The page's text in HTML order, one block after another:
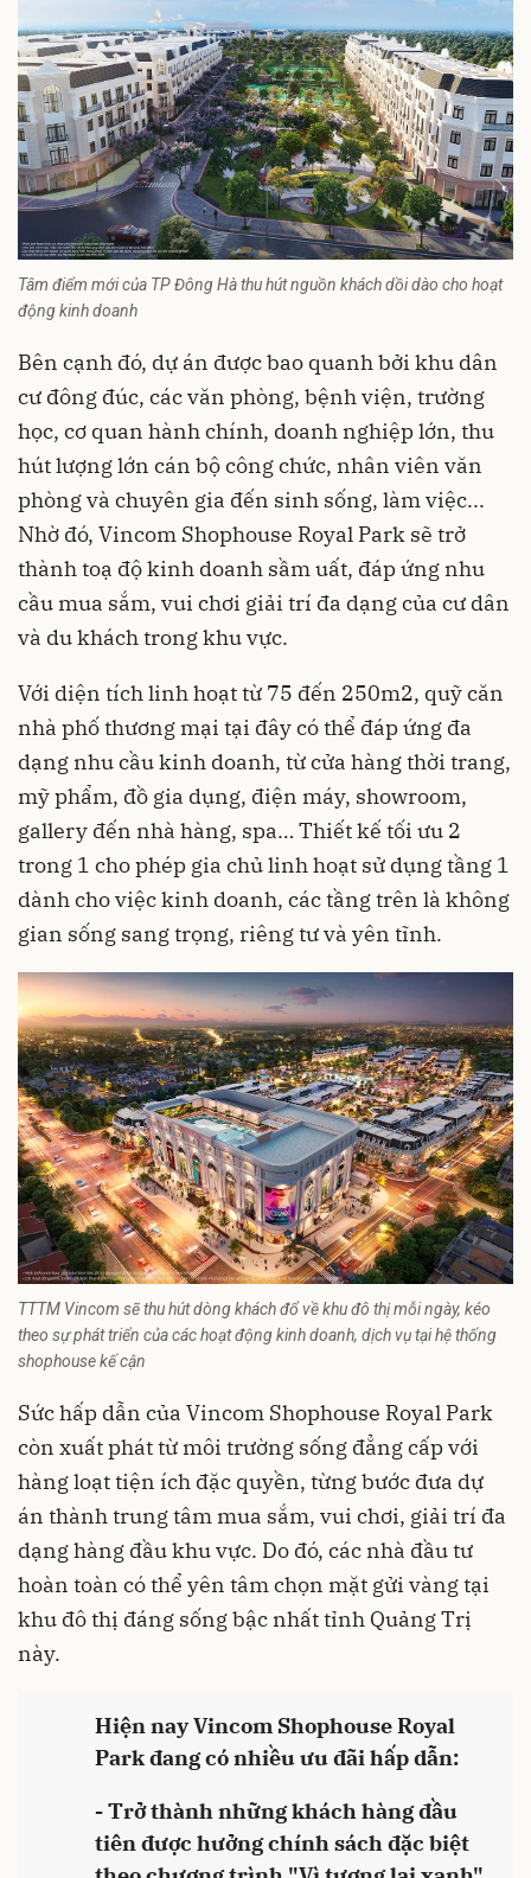
Tâm điểm mới của TP Đông Hà thu hút nguồn khách dồi dào cho hoạt
động kinh doanh
Bên cạnh đó, dự án được bao quanh bởi khu dân
cư đông đúc, các văn phòng, bệnh viện, trường
học, cơ quan hành chính, doanh nghiệp lớn, thu
hút lượng lớn cán bộ công chức, nhân viên văn
phòng và chuyên gia đến sinh sống, làm việc...
Nhờ đó, Vincom Shophouse Royal Park sẽ trở
thành toạ độ kinh doanh sầm uất, đáp ứng nhu
cầu mua sắm, vui chơi giải trí đa dạng của cư dân
và du khách trong khu vực.
Với diện tích linh hoạt từ 75 đến 250m2, quỹ căn
nhà phố thương mại tại đây có thể đáp ứng đa
dạng nhu cầu kinh doanh, từ cửa hàng thời trang,
mỹ phẩm, đồ gia dụng, điện máy, showroom,
gallery đến nhà hàng, spa… Thiết kế tối ưu 2
trong 1 cho phép gia chủ linh hoạt sử dụng tầng 1
dành cho việc kinh doanh, các tầng trên là không
gian sống sang trọng, riêng tư và yên tĩnh.
TTTM Vincom sẽ thu hút dòng khách đổ về khu đô thị mỗi ngày, kéo
theo sự phát triển của các hoạt động kinh doanh, dịch vụ tại hệ thống
shophouse kế cận
Sức hấp dẫn của Vincom Shophouse Royal Park
còn xuất phát từ môi trường sống đẳng cấp với
hàng loạt tiện ích đặc quyền, từng bước đưa dự
án thành trung tâm mua sắm, vui chơi, giải trí đa
dạng hàng đầu khu vực. Do đó, các nhà đầu tư
hoàn toàn có thể yên tâm chọn mặt gửi vàng tại
khu đô thị đáng sống bậc nhất tỉnh Quảng Trị
này.
Hiện nay Vincom Shophouse Royal
Park đang có nhiều ưu đãi hấp dẫn:
- Trở thành những khách hàng đầu
tiên được hưởng chính sách đặc biệt